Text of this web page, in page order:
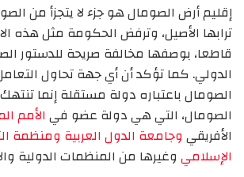
إقليم أرض الصومال هو جزء لا يتجزأ من
ترابها الأصيل، وترفض الحكومة مثل هذه
قاطعا، بوصفها مخالفة صريحة للدستور
الدولي. كما تؤكد أن أي جهة تحاول
الصومال باعتباره دولة مستقلة إنما
الصومال، التي هي دولة عضو فيالأمم
الأفريقي وجامعة الدول العربية ومنظمة
الإسلامي وغيرها من المنظمات الدولية